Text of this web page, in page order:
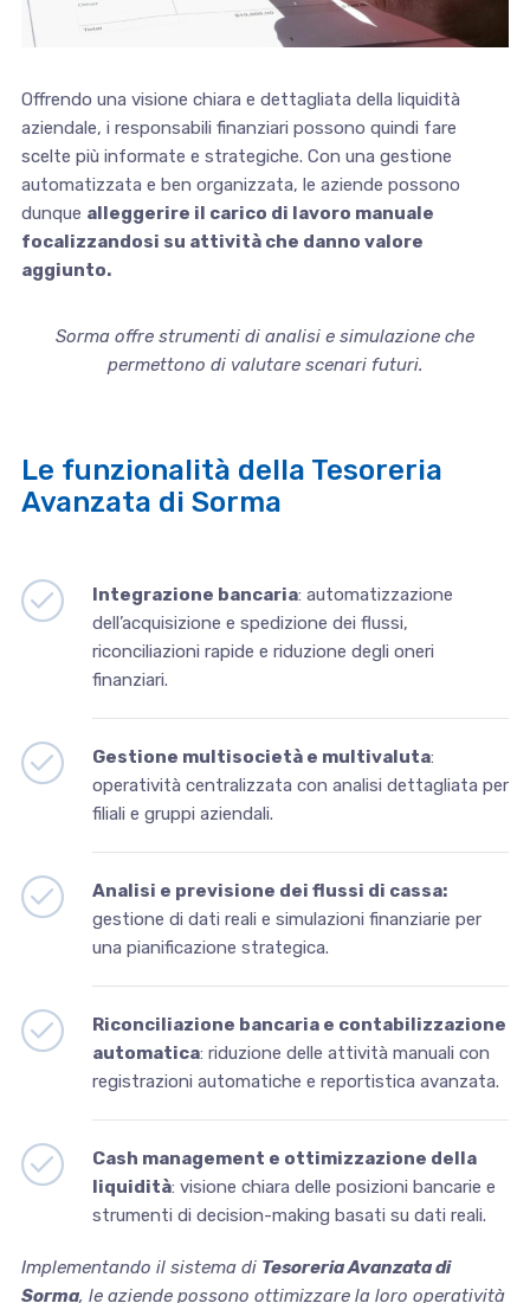
Offrendo una visione chiara e dettagliata della liquidità
aziendale, i responsabili finanziari possono quindi fare
scelte più informate e strategiche. Con una gestione
automatizzata e ben organizzata, le aziende possono
dunque alleggerire il carico di lavoro manuale
focalizzandosi su attività che danno valore
aggiunto.
Sorma offre strumenti di analisi e simulazione che
permettono di valutare scenari futuri.
Le funzionalità della Tesoreria
Avanzata di Sorma
Integrazione bancaria: automatizzazione
dell’acquisizione e spedizione dei flussi,
riconciliazioni rapide e riduzione degli oneri
finanziari.
Gestione multisocietà e multivaluta:
operatività centralizzata con analisi dettagliata per
filiali e gruppi aziendali.
Analisi e previsione dei flussi di cassa:
gestione di dati reali e simulazioni finanziarie per
una pianificazione strategica.
Riconciliazione bancaria e contabilizzazione
automatica: riduzione delle attività manuali con
registrazioni automatiche e reportistica avanzata.
Cash management e ottimizzazione della
liquidità: visione chiara delle posizioni bancarie e
strumenti di decision-making basati su dati reali.
Implementando il sistema di Tesoreria Avanzata di
Sorma, le aziende possono ottimizzare la loro operatività